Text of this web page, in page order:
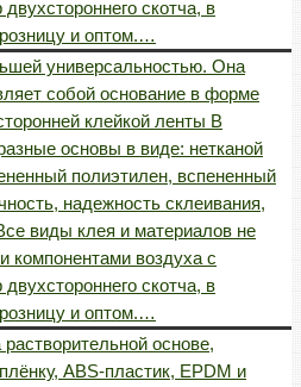
скотча, в
и оптом.…
универсальностью. Она
собой основание в форме
клейкой ленты В
основы в виде: нетканой
полиэтилен, вспененный
надежность склеивания,
виды клея и материалов не
компонентами воздуха с
скотча, в
и оптом.…
основе,
ABS-пластик, EPDM и